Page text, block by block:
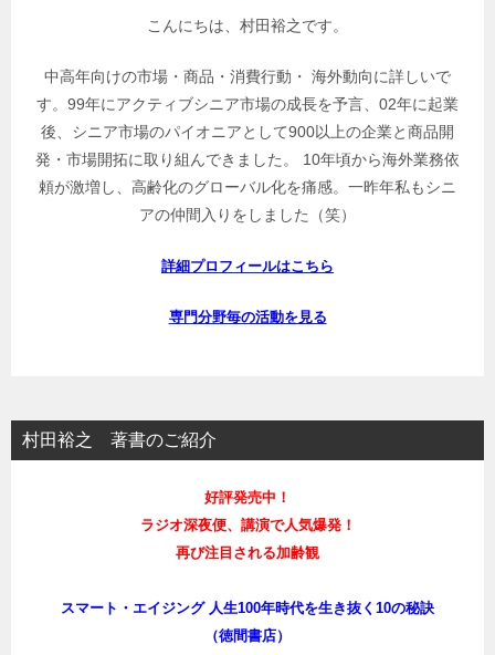
こんにちは、村田裕之です。
中高年向けの市場・商品・消費行動・ 海外動向に詳しいで
す。99年にアクティブシニア市場の成長を予言、02年に起業
後、シニア市場のパイオニアとして900以上の企業と商品開
発・市場開拓に取り組んできました。 10年頃から海外業務依
頼が激増し、高齢化のグローバル化を痛感。一昨年私もシニ
アの仲間入りをしました（笑）
詳細プロフィールはこちら
専門分野毎の活動を見る
村田裕之 著書のご紹介
好評発売中！
ラジオ深夜便、講演で人気爆発！
再び注目される加齢観
スマート・エイジング 人生100年時代を生き抜く10の秘訣
（徳間書店）